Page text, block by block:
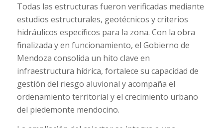
Todas las estructuras fueron verificadas mediante
estudios estructurales, geotécnicos y criterios
hidráulicos específicos para la zona. Con la obra
finalizada y en funcionamiento, el Gobierno de
Mendoza consolida un hito clave en
infraestructura hídrica, fortalece su capacidad de
gestión del riesgo aluvional y acompaña el
ordenamiento territorial y el crecimiento urbano
del piedemonte mendocino.